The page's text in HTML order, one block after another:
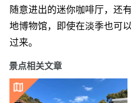
随意进出的迷你咖啡厅，还
地博物馆，即使在淡季也可
过来。
景点相关文章